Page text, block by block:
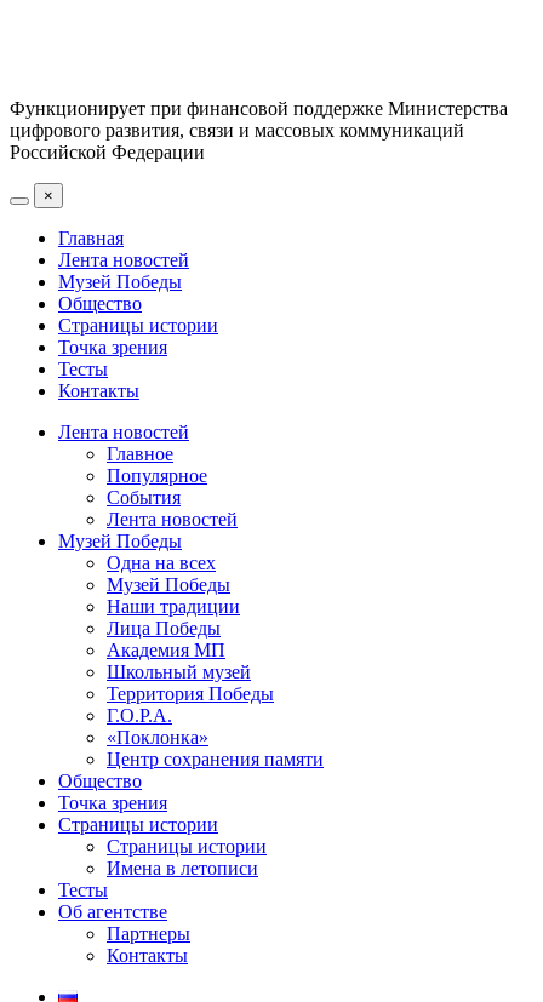
Функционирует при финансовой поддержке Министерства
цифрового развития, связи и массовых коммуникаций
Российской Федерации
×
Главная
Лента новостей
Музей Победы
Общество
Страницы истории
Точка зрения
Тесты
Контакты
Лента новостей
Главное
Популярное
События
Лента новостей
Музей Победы
Одна на всех
Музей Победы
Наши традиции
Лица Победы
Академия МП
Школьный музей
Территория Победы
Г.О.Р.А.
«Поклонка»
Центр сохранения памяти
Общество
Точка зрения
Страницы истории
Страницы истории
Имена в летописи
Тесты
Об агентстве
Партнеры
Контакты